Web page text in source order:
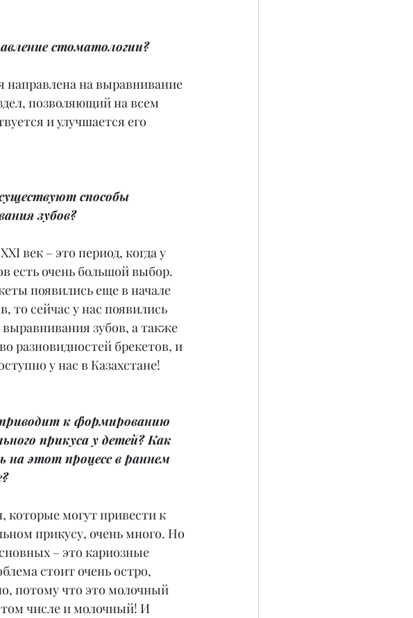
стоматологии?
направлена на выравнивание
позволяющий на всем
и улучшается его
способы
зубов?
век – это период, когда у
есть очень большой выбор.
появились еще в начале
то сейчас у нас появились
зубов, а также
разновидностей брекетов, и
у нас в Казахстане!
к формированию
прикуса у детей? Как
на этот процесс в раннем
которые могут привести к
прикусу, очень много. Но
– это кариозные
стоит очень остро,
потому что это молочный
числе и молочный! И